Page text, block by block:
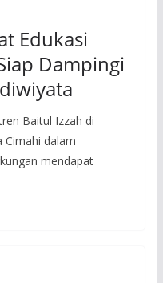
Edukasi
Dampingi
Baitul Izzah di
Cimahi dalam
mendapat